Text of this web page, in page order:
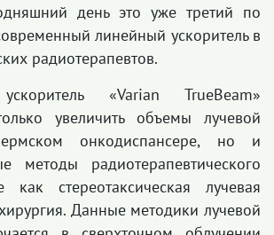
день это уже третий по
линейный ускоритель в
радиотерапевтов.
«Varian TrueBeam»
увеличить объемы лучевой
онкодиспансере, но и
методы радиотерапевтического
как стереотаксическая лучевая
Данные методики лучевой